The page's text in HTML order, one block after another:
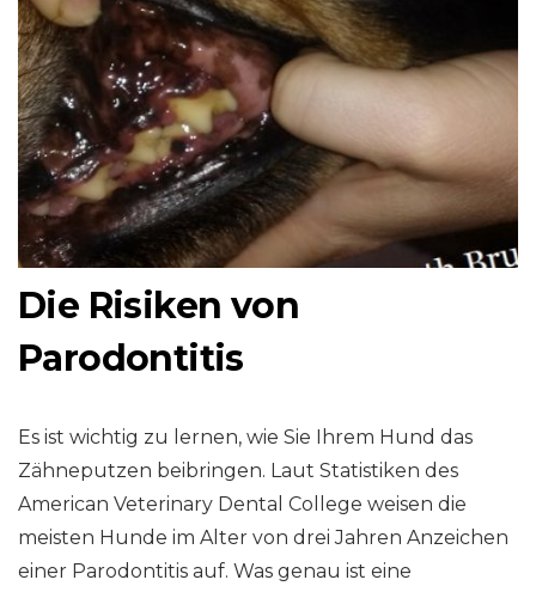
Die Risiken von
Parodontitis
Es ist wichtig zu lernen, wie Sie Ihrem Hund das
Zähneputzen beibringen. Laut Statistiken des
American Veterinary Dental College weisen die
meisten Hunde im Alter von drei Jahren Anzeichen
einer Parodontitis auf. Was genau ist eine